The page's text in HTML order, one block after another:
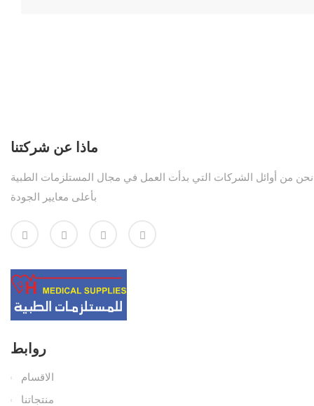
ماذا عن شركتنا
نحن من أوائل الشركات التي بدأت العمل في مجال المستلزمات الطبية
بأعلى معايير الجودة
روابط
الاقسام
منتجاتنا